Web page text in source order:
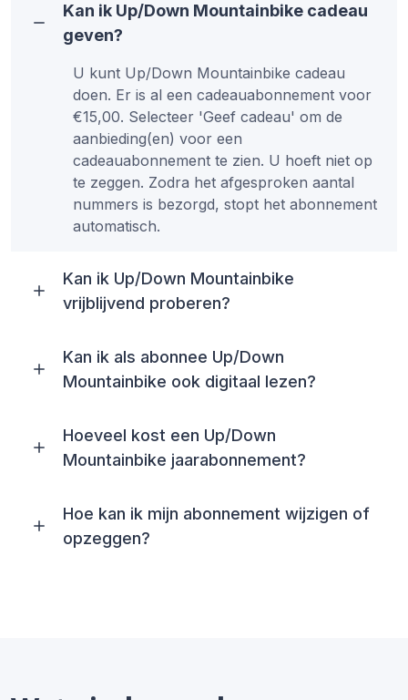
Kan ik Up/Down Mountainbike cadeau
geven?
U kunt Up/Down Mountainbike cadeau
doen. Er is al een cadeauabonnement voor
€15,00. Selecteer 'Geef cadeau' om de
aanbieding(en) voor een
cadeauabonnement te zien. U hoeft niet op
te zeggen. Zodra het afgesproken aantal
nummers is bezorgd, stopt het abonnement
automatisch.
Kan ik Up/Down Mountainbike
vrijblijvend proberen?
Kan ik als abonnee Up/Down
Mountainbike ook digitaal lezen?
Hoeveel kost een Up/Down
Mountainbike jaarabonnement?
Hoe kan ik mijn abonnement wijzigen of
opzeggen?